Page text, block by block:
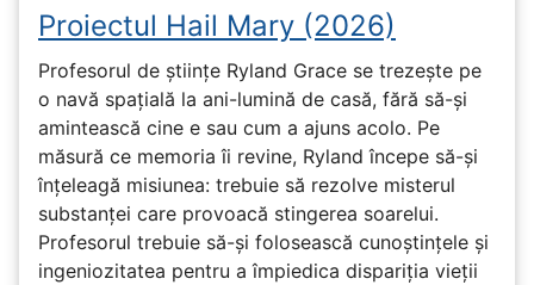
Proiectul Hail Mary (2026)
Profesorul de științe Ryland Grace se trezește pe
o navă spațială la ani-lumină de casă, fără să-și
amintească cine e sau cum a ajuns acolo. Pe
măsură ce memoria îi revine, Ryland începe să-și
înțeleagă misiunea: trebuie să rezolve misterul
substanței care provoacă stingerea soarelui.
Profesorul trebuie să-și folosească cunoștințele și
ingeniozitatea pentru a împiedica dispariția vieții